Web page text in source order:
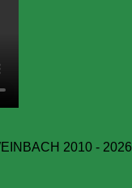
2010 - 2026